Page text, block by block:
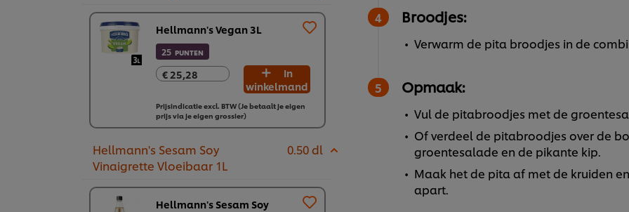
Hellmann's Vegan 3L
25 PUNTEN
€ 25,28
€ 25,28
winkelmand
Prijsindicatie excl. BTW (Je betaalt je eigen
prijs via je eigen grossier)
Hellmann's Sesam Soy
Vinaigrette Vloeibaar 1L
0.50 dl
Hellmann's Sesam Soy
Broodjes:
Verwarm de pita broodjes in de
Opmaak:
Vul de pitabroodjes met de
Of verdeel de pitabroodjes over de
groentesalade en de pikante kip.
Maak het de pita af met de kruiden
apart.